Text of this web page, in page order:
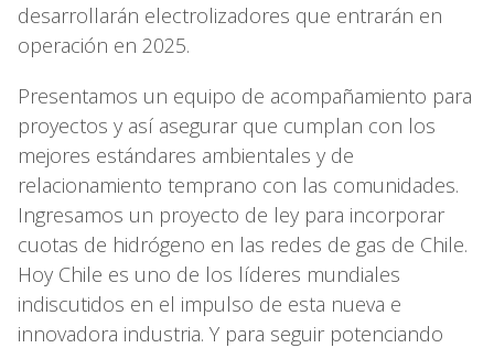
desarrollarán electrolizadores que entrarán en
operación en 2025.
Presentamos un equipo de acompañamiento para
proyectos y así asegurar que cumplan con los
mejores estándares ambientales y de
relacionamiento temprano con las comunidades.
Ingresamos un proyecto de ley para incorporar
cuotas de hidrógeno en las redes de gas de Chile.
Hoy Chile es uno de los líderes mundiales
indiscutidos en el impulso de esta nueva e
innovadora industria. Y para seguir potenciando